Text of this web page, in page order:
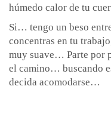
húmedo calor de tu
Si… tengo un beso
concentras en tu
muy suave… Parte por
el camino… buscando
decida acomodarse…